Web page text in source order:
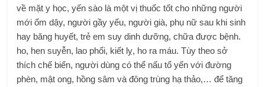
về mặt y học, yến sào là một vị thuốc tốt cho những người
mới ốm dậy, người gầy yếu, người già, phụ nữ sau khi sinh
hay băng huyết, trẻ em suy dinh dưỡng, chữa được bệnh.
ho, hen suyễn, lao phổi, kiết lỵ, ho ra máu. Tùy theo sở
thích chế biến, người dùng có thể nấu tổ yến với đường
phèn, mật ong, hồng sâm và đông trùng hạ thảo,… để tăng